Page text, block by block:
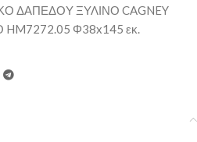
ΔΑΠΕΔΟΥ ΞΥΛΙΝΟ CAGNEY
Φ38x145 εκ.